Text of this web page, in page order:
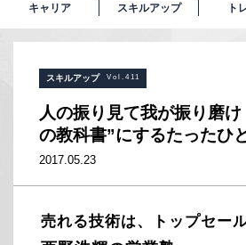
キャリア スキルアップ ト
スキルアップ Vol.411
人の振り見て我が振り磨
の教科書”にするたったひ
2017.05.23
売れる技術は、トップセー